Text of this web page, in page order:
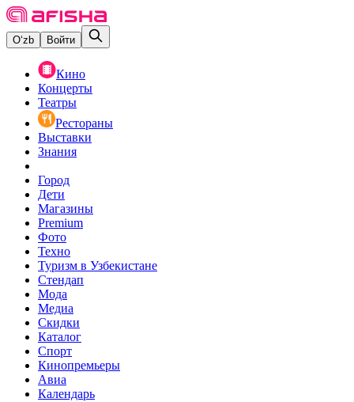
O‘zb Войти
Кино
Концерты
Театры
Рестораны
Выставки
Знания
Город
Дети
Магазины
Premium
Фото
Техно
Туризм в Узбекистане
Стендап
Мода
Медиа
Скидки
Каталог
Спорт
Кинопремьеры
Авиа
Календарь